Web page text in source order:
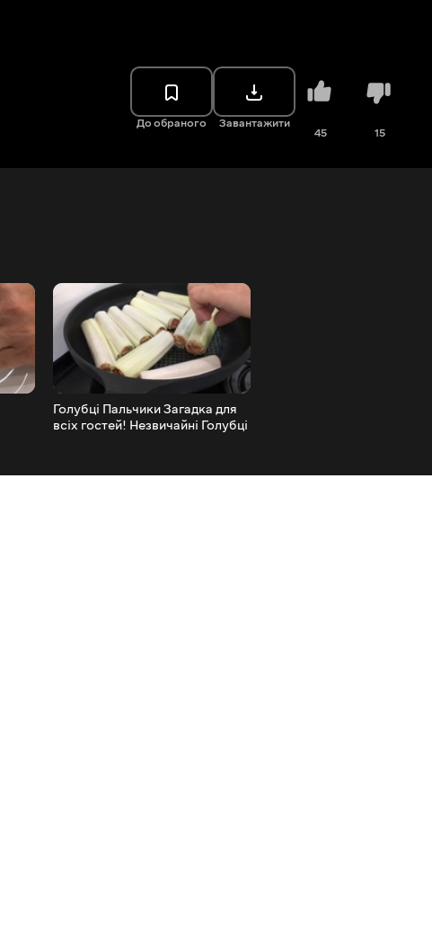
До обраного Завантажити
45 15
Голубці Пальчики Загадка для
всіх гостей! Незвичайні Голубці